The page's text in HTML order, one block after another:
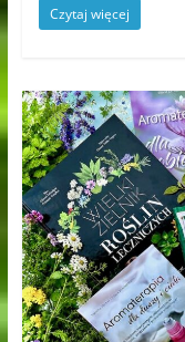
Czytaj więcej